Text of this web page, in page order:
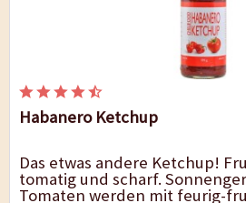
Habanero Ketchup
Das etwas andere Ketchup!
tomatig und scharf.
Tomaten werden mit feurig-